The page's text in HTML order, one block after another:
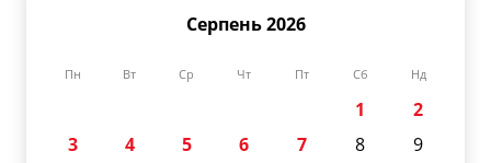
Серпень 2026
Пн Вт Ср Чт Пт Сб Нд
1
2
3
4 5 6 7 8
9